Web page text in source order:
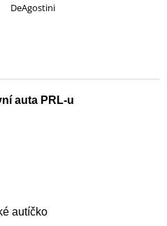
DeAgostini
auta PRL-u
autíčko